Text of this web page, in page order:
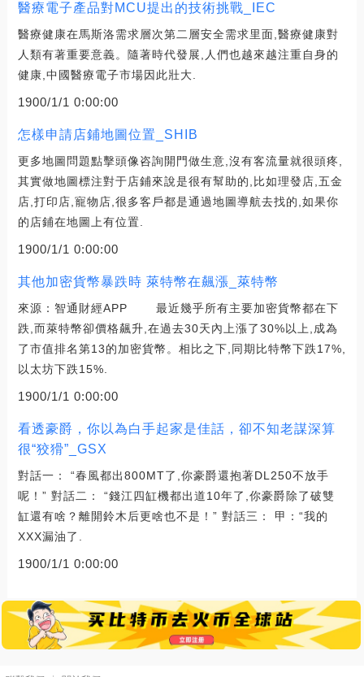
醫療電子產品對MCU提出的技術挑戰_IEC
醫療健康在馬斯洛需求層次第二層安全需求里面,醫療健康對
人類有著重要意義。隨著時代發展,人們也越來越注重自身的
健康,中國醫療電子市場因此壯大.
1900/1/1 0:00:00
怎樣申請店鋪地圖位置_SHIB
更多地圖問題點擊頭像咨詢開門做生意,沒有客流量就很頭疼,
其實做地圖標注對于店鋪來說是很有幫助的,比如理發店,五金
店,打印店,寵物店,很多客戶都是通過地圖導航去找的,如果你
的店鋪在地圖上有位置.
1900/1/1 0:00:00
其他加密貨幣暴跌時 萊特幣在飆漲_萊特幣
來源：智通財經APP 最近幾乎所有主要加密貨幣都在下
跌,而萊特幣卻價格飆升,在過去30天內上漲了30%以上,成為
了市值排名第13的加密貨幣。相比之下,同期比特幣下跌17%,
以太坊下跌15%.
1900/1/1 0:00:00
看透豪爵，你以為白手起家是佳話，卻不知老謀深算
很“狡猾”_GSX
對話一： “春風都出800MT了,你豪爵還抱著DL250不放手
呢！” 對話二： “錢江四缸機都出道10年了,你豪爵除了破雙
缸還有啥？離開鈴木后更啥也不是！” 對話三： 甲：“我的
XXX漏油了.
1900/1/1 0:00:00